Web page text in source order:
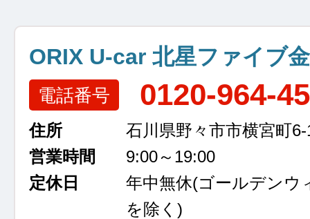
ORIX U-car 北星ファイブ
電話番号 0120-964-
住所
石川県野々市市横宮町6-
営業時間
9:00～19:00
定休日
年中無休(ゴールデンウ
を除く)